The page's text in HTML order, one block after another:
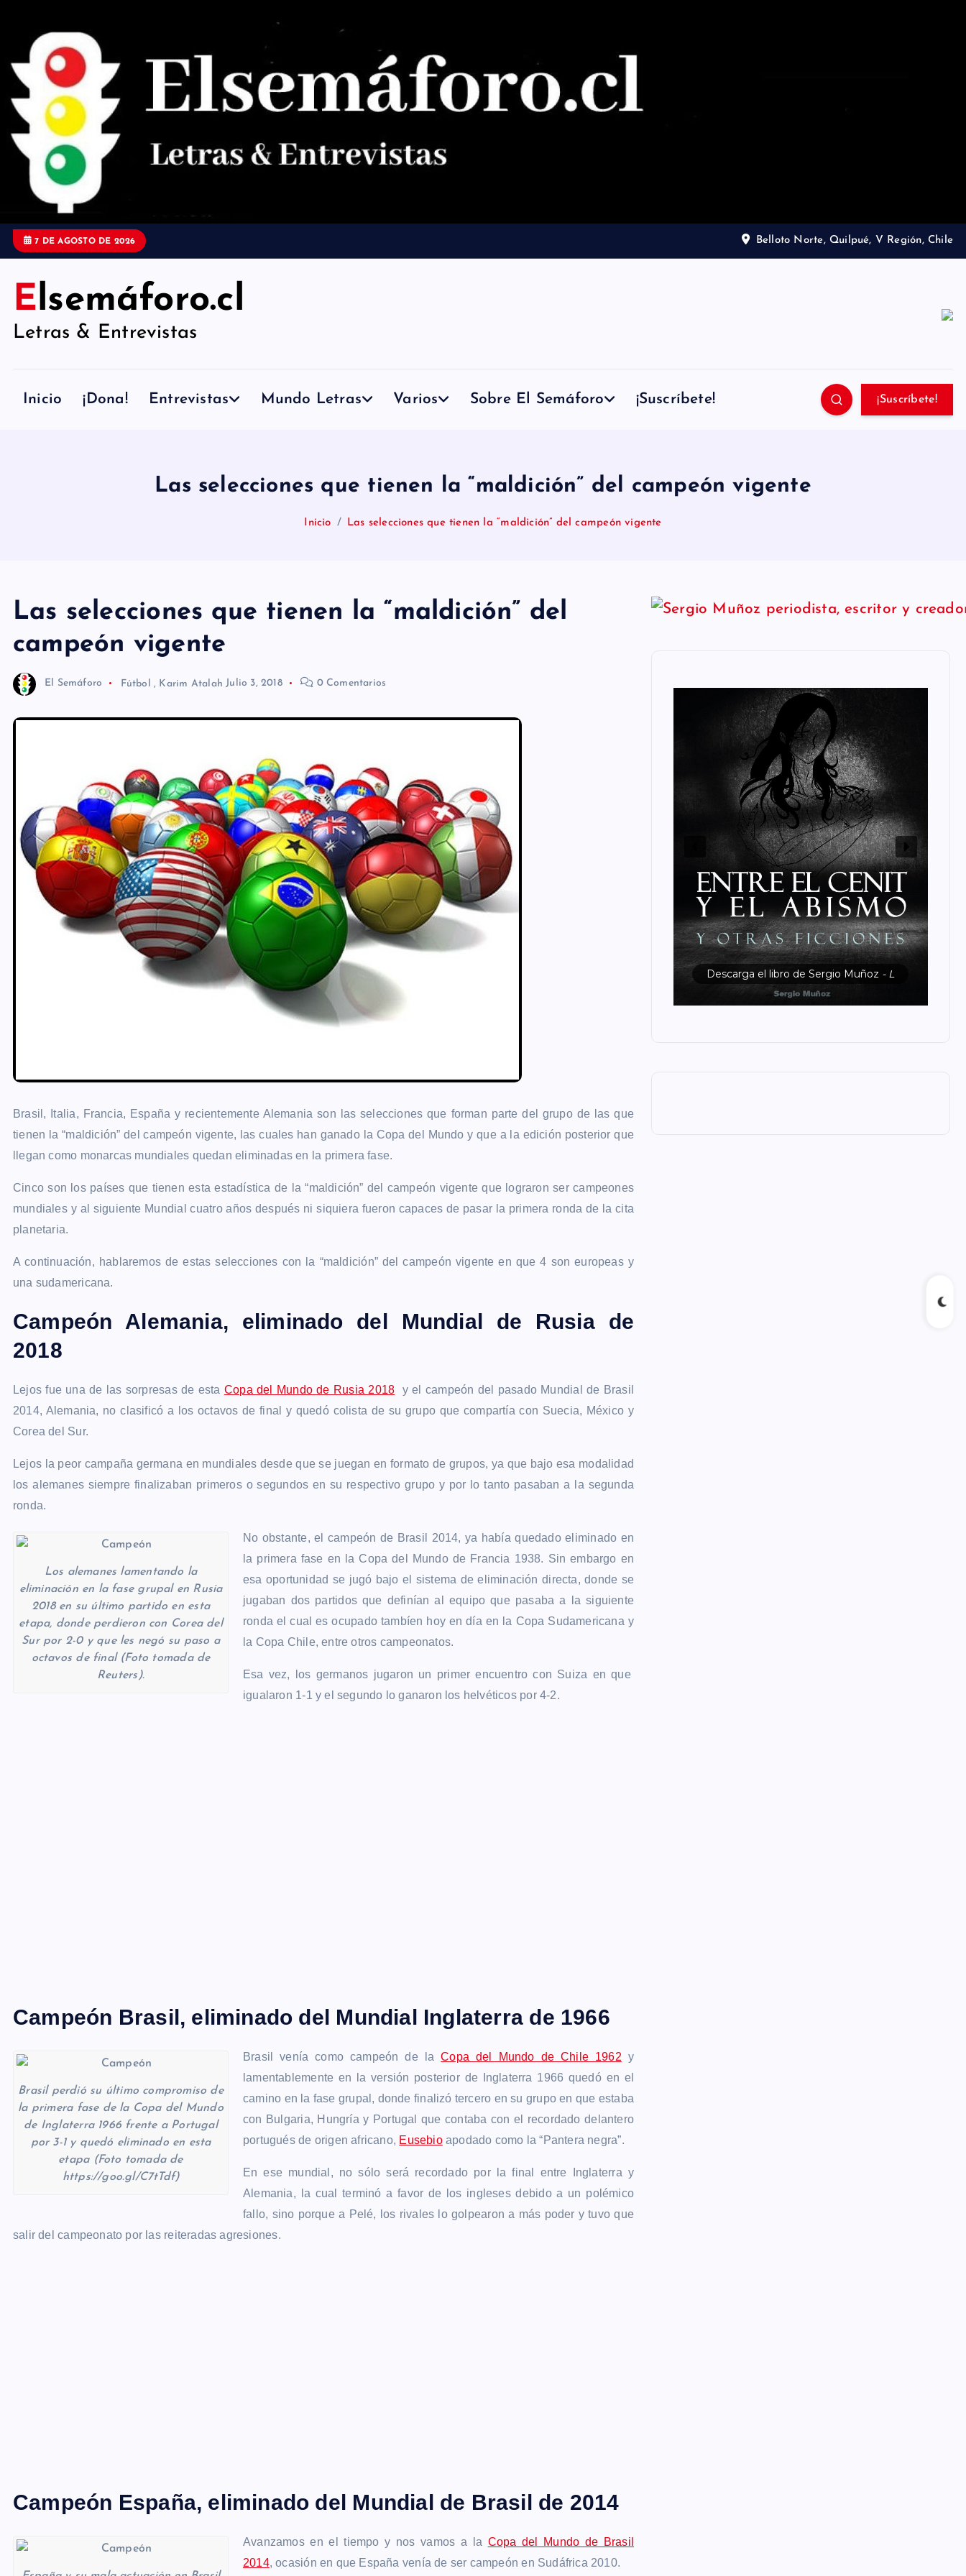
n
7 DE AGOSTO DE 2026 Belloto Norte, Quilpué, V Región, Chile
Elsemáforo.cl
Letras & Entrevistas
Inicio ¡Dona! Entrevistas Mundo Letras Varios Sobre El Semáforo ¡Suscríbete! ¡Suscríbete!
Las selecciones que tienen la “maldición” del campeón vigente
Inicio Las selecciones que tienen la “maldición” del campeón vigente
Las selecciones que tienen la “maldición” del
campeón vigente
El Semáforo Fútbol , Karim Atalah Julio 3, 2018 0 Comentarios
Brasil, Italia, Francia, España y recientemente Alemania son las selecciones que forman parte del grupo de las que
tienen la “maldición” del campeón vigente, las cuales han ganado la Copa del Mundo y que a la edición posterior que
llegan como monarcas mundiales quedan eliminadas en la primera fase.
Cinco son los países que tienen esta estadística de la “maldición” del campeón vigente que lograron ser campeones
mundiales y al siguiente Mundial cuatro años después ni siquiera fueron capaces de pasar la primera ronda de la cita
planetaria.
A continuación, hablaremos de estas selecciones con la “maldición” del campeón vigente en que 4 son europeas y
una sudamericana.
Campeón Alemania, eliminado del Mundial de Rusia de
2018
Lejos fue una de las sorpresas de esta Copa del Mundo de Rusia 2018 y el campeón del pasado Mundial de Brasil
2014, Alemania, no clasificó a los octavos de final y quedó colista de su grupo que compartía con Suecia, México y
Corea del Sur.
Lejos la peor campaña germana en mundiales desde que se juegan en formato de grupos, ya que bajo esa modalidad
los alemanes siempre finalizaban primeros o segundos en su respectivo grupo y por lo tanto pasaban a la segunda
ronda.
Los alemanes lamentando la
eliminación en la fase grupal en Rusia
2018 en su último partido en esta
etapa, donde perdieron con Corea del
Sur por 2-0 y que les negó su paso a
octavos de final (Foto tomada de
Reuters).
No obstante, el campeón de Brasil 2014, ya había quedado eliminado en
la primera fase en la Copa del Mundo de Francia 1938. Sin embargo en
esa oportunidad se jugó bajo el sistema de eliminación directa, donde se
jugaban dos partidos que definían al equipo que pasaba a la siguiente
ronda el cual es ocupado tambíen hoy en día en la Copa Sudamericana y
la Copa Chile, entre otros campeonatos.
Esa vez, los germanos jugaron un primer encuentro con Suiza en que
igualaron 1-1 y el segundo lo ganaron los helvéticos por 4-2.
Campeón Brasil, eliminado del Mundial Inglaterra de 1966
Brasil perdió su último compromiso de
la primera fase de la Copa del Mundo
de Inglaterra 1966 frente a Portugal
por 3-1 y quedó eliminado en esta
etapa (Foto tomada de
https://goo.gl/C7tTdf)
Brasil venía como campeón de laCopa del Mundo de Chile 1962 y
lamentablemente en la versión posterior de Inglaterra 1966 quedó en el
camino en la fase grupal, donde finalizó tercero en su grupo en que estaba
con Bulgaria, Hungría y Portugal que contaba con el recordado delantero
portugués de origen africano, Eusebioapodado como la “Pantera negra”.
En ese mundial, no sólo será recordado por la final entre Inglaterra y
Alemania, la cual terminó a favor de los ingleses debido a un polémico
fallo, sino porque a Pelé, los rivales lo golpearon a más poder y tuvo que
salir del campeonato por las reiteradas agresiones.
Campeón España, eliminado del Mundial de Brasil de 2014
Avanzamos en el tiempo y nos vamos a la Copa del Mundo de Brasil
2014, ocasión en que España venía de ser campeón en Sudáfrica 2010.
Descarga el libro de Sergio Muñoz - L